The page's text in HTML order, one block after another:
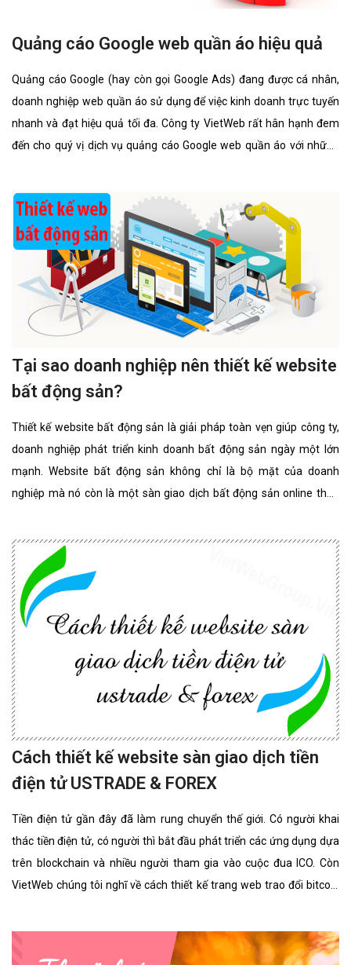
Quảng cáo Google web quần áo hiệu quả
Quảng cáo Google (hay còn gọi Google Ads) đang được cá nhân,
doanh nghiệp web quần áo sử dụng để việc kinh doanh trực tuyến
nhanh và đạt hiệu quả tối đa. Công ty VietWeb rất hân hạnh đem
đến cho quý vị dịch vụ quảng cáo Google web quần áo với những
Tại sao doanh nghiệp nên thiết kế website
bất động sản?
Thiết kế website bất động sản là giải pháp toàn vẹn giúp công ty,
doanh nghiệp phát triển kinh doanh bất động sản ngày một lớn
mạnh. Website bất động sản không chỉ là bộ mặt của doanh
nghiệp mà nó còn là một sàn giao dịch bất động sản online thân
Cách thiết kế website sàn giao dịch tiền
điện tử USTRADE & FOREX
Tiền điện tử gần đây đã làm rung chuyển thế giới. Có người khai
thác tiền điện tử, có người thì bắt đầu phát triển các ứng dụng dựa
trên blockchain và nhiều người tham gia vào cuộc đua ICO. Còn
VietWeb chúng tôi nghĩ về cách thiết kế trang web trao đổi bitcoin